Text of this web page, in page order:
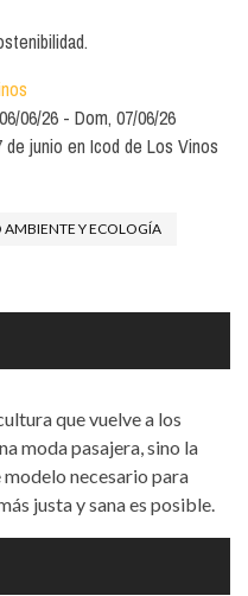
06/26
Dom, 07/06/26
junio en Icod de Los Vinos
AMBIENTE Y ECOLOGÍA
que vuelve a los
moda pasajera, sino la
necesario para
justa y sana es posible.